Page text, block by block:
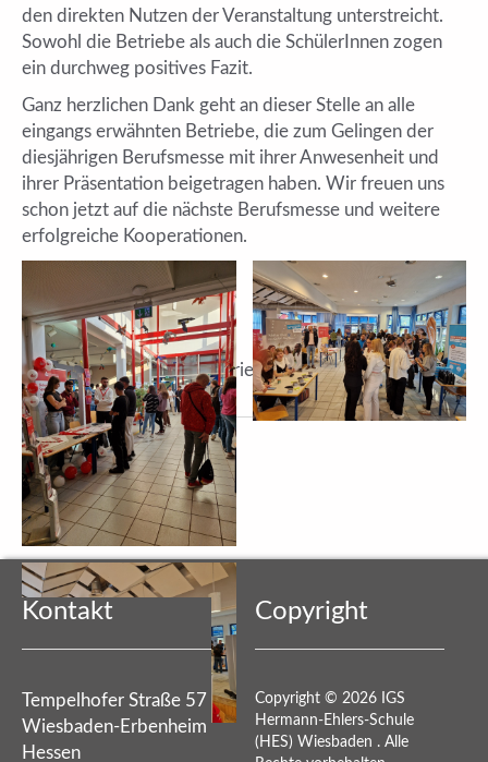
den direkten Nutzen der Veranstaltung unterstreicht.
Sowohl die Betriebe als auch die SchülerInnen zogen
ein durchweg positives Fazit.
Ganz herzlichen Dank geht an dieser Stelle an alle
eingangs erwähnten Betriebe, die zum Gelingen der
diesjährigen Berufsmesse mit ihrer Anwesenheit und
ihrer Präsentation beigetragen haben. Wir freuen uns
schon jetzt auf die nächste Berufsmesse und weitere
erfolgreiche Kooperationen.
Wiesbaden, 23.09.2024 Hanni Köhler
(Koordinatorin für Berufsorientierung)
Vorheriger Beitrag: Kunstprojekt im Jahrgang 6: Ägyptische Papierreliefs
Zurück Nächster Beitrag: Kreative Tonkunst aus dem Werkstattband
Weiter
Kontakt
Tempelhofer Straße 57
Wiesbaden-Erbenheim
Hessen
Copyright
Copyright © 2026 IGS
Hermann-Ehlers-Schule
(HES) Wiesbaden . Alle